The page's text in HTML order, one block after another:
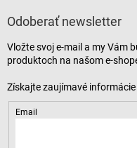
Odoberať newsletter
Vložte svoj e-mail a my Vám
produktoch na našom e-
Email